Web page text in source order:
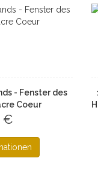
- Fenster des
Coeur
€